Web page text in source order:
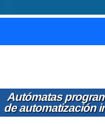
Autómatas
de automatización